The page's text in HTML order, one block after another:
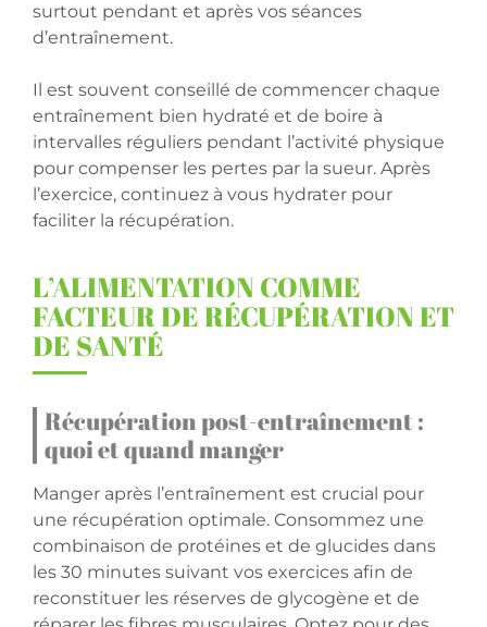
surtout pendant et après vos séances
d’entraînement.
Il est souvent conseillé de commencer chaque
entraînement bien hydraté et de boire à
intervalles réguliers pendant l’activité physique
pour compenser les pertes par la sueur. Après
l’exercice, continuez à vous hydrater pour
faciliter la récupération.
L’ALIMENTATION COMME
FACTEUR DE RÉCUPÉRATION ET
DE SANTÉ
Récupération post-entraînement :
quoi et quand manger
Manger après l’entraînement est crucial pour
une récupération optimale. Consommez une
combinaison de protéines et de glucides dans
les 30 minutes suivant vos exercices afin de
reconstituer les réserves de glycogène et de